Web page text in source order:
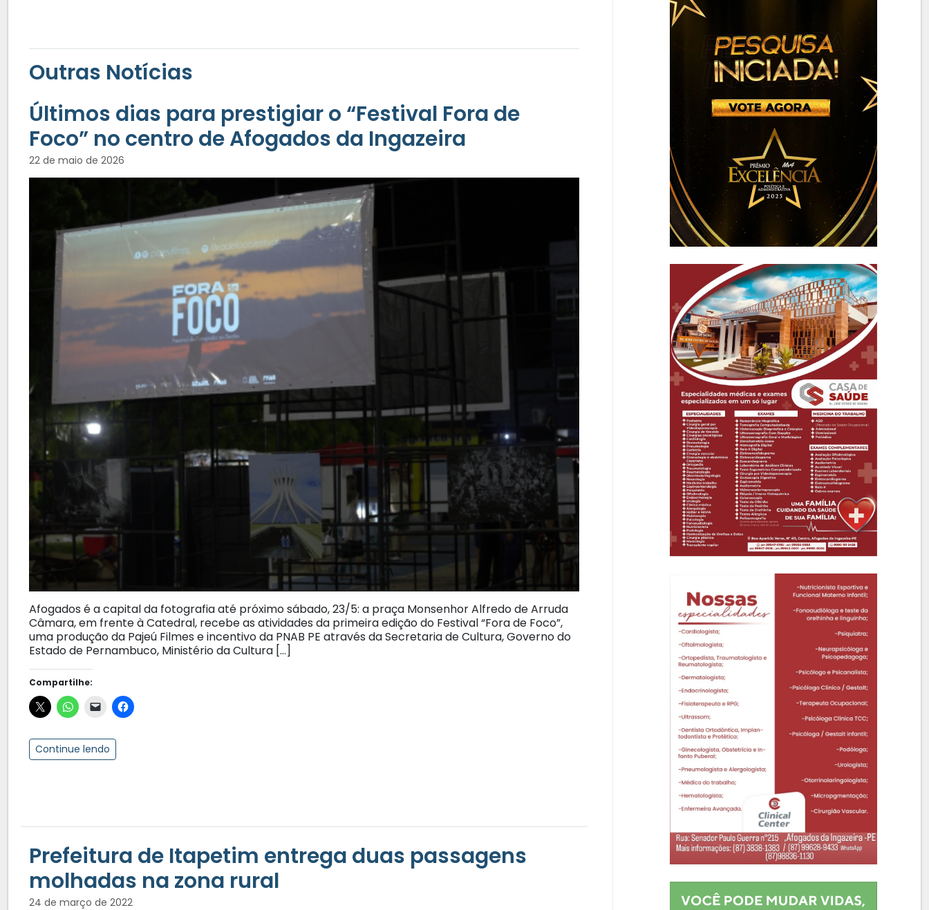
Outras Notícias
Últimos dias para prestigiar o “Festival Fora de
Foco” no centro de Afogados da Ingazeira
22 de maio de 2026
Afogados é a capital da fotografia até próximo sábado, 23/5: a praça Monsenhor Alfredo de Arruda
Câmara, em frente à Catedral, recebe as atividades da primeira edição do Festival “Fora de Foco”,
uma produção da Pajeú Filmes e incentivo da PNAB PE através da Secretaria de Cultura, Governo do
Estado de Pernambuco, Ministério da Cultura […]
Compartilhe:
Continue lendo
Prefeitura de Itapetim entrega duas passagens
molhadas na zona rural
24 de março de 2022